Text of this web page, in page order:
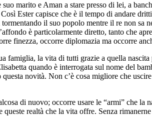
marito e Aman a stare presso di lei, a
Ester capisce che è il tempo di andare
il suo popolo mentre il re non sa
è particolarmente diretto, tanto che
finezza, occorre diplomazia ma occorre
famiglia, la vita di tutti grazie a quella
quando è interrogata sul nome del
novità. Non c’è cosa migliore che
di nuovo; occorre usare le “armi” che la
realtà che la vita offre. Senza rimanerne